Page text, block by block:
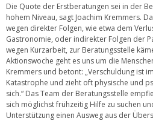
Die Quote der Erstberatungen sei in der
hohem Niveau, sagt Joachim Kremmers.
wegen direkter Folgen, wie etwa dem
Gastronomie, oder indirekter Folgen der
wegen Kurzarbeit, zur Beratungsstelle
Aktionswoche geht es uns um die
Kremmers und betont: „Verschuldung ist
Katastrophe und zieht oft physische und
sich.“ Das Team der Beratungsstelle
sich möglichst frühzeitig Hilfe zu suchen
Unterstützung einen Ausweg aus der